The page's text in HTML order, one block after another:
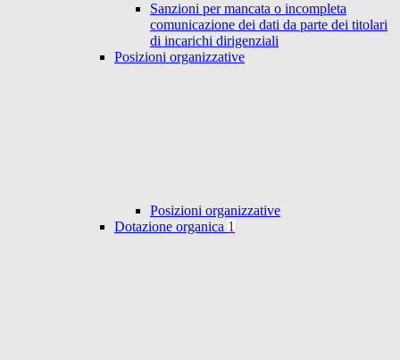
Sanzioni per mancata o incompleta
comunicazione dei dati da parte dei titolari
di incarichi dirigenziali
Posizioni organizzative
Posizioni organizzative
Dotazione organica 1